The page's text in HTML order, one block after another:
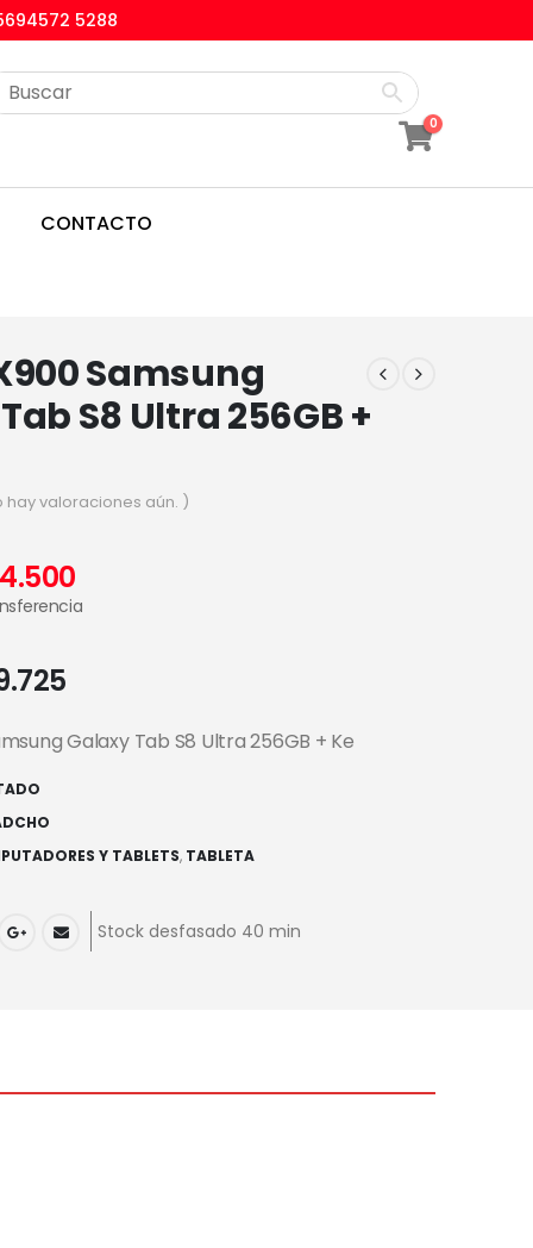
5288
0
CONTACTO
Samsung
S8 Ultra 256GB +
hay valoraciones aún. )
Galaxy Tab S8 Ultra 256GB + Ke
Y TABLETS, TABLETA
Stock desfasado 40 min